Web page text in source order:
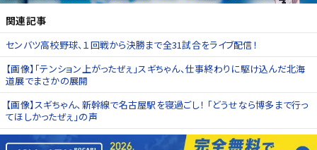
関連記事
センバツ高校野球、１回戦から決勝まで全31試合をライブ配信！
【画像】「テンション上がったぜぇ」スギちゃん、仕事終わりに駆け込んだ北海
道展でまさかの展開
【画像】スギちゃん、新幹線で名古屋駅を寝過ごし！ 「どうせなら博多まで行っ
てほしかったぜぇ」の声